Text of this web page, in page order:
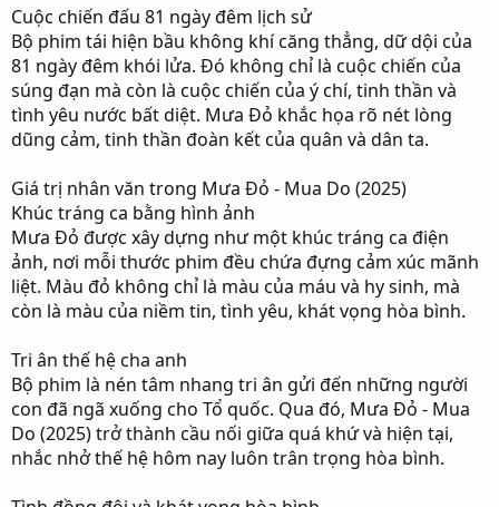
Cuộc chiến đấu 81 ngày đêm lịch sử
Bộ phim tái hiện bầu không khí căng thẳng, dữ dội của
81 ngày đêm khói lửa. Đó không chỉ là cuộc chiến của
súng đạn mà còn là cuộc chiến của ý chí, tinh thần và
tình yêu nước bất diệt. Mưa Đỏ khắc họa rõ nét lòng
dũng cảm, tinh thần đoàn kết của quân và dân ta.
Giá trị nhân văn trong Mưa Đỏ - Mua Do (2025)
Khúc tráng ca bằng hình ảnh
Mưa Đỏ được xây dựng như một khúc tráng ca điện
ảnh, nơi mỗi thước phim đều chứa đựng cảm xúc mãnh
liệt. Màu đỏ không chỉ là màu của máu và hy sinh, mà
còn là màu của niềm tin, tình yêu, khát vọng hòa bình.
Tri ân thế hệ cha anh
Bộ phim là nén tâm nhang tri ân gửi đến những người
con đã ngã xuống cho Tổ quốc. Qua đó, Mưa Đỏ - Mua
Do (2025) trở thành cầu nối giữa quá khứ và hiện tại,
nhắc nhở thế hệ hôm nay luôn trân trọng hòa bình.